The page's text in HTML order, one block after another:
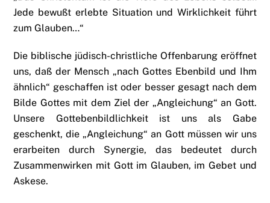
Jede bewußt erlebte Situation und Wirklichkeit führt
zum Glauben…“
Die biblische jüdisch-christliche Offenbarung eröffnet
uns, daß der Mensch „nach Gottes Ebenbild und Ihm
ähnlich“ geschaffen ist oder besser gesagt nach dem
Bilde Gottes mit dem Ziel der „Angleichung“ an Gott.
Unsere Gottebenbildlichkeit ist uns als Gabe
geschenkt, die „Angleichung“ an Gott müssen wir uns
erarbeiten durch Synergie, das bedeutet durch
Zusammenwirken mit Gott im Glauben, im Gebet und
Askese.